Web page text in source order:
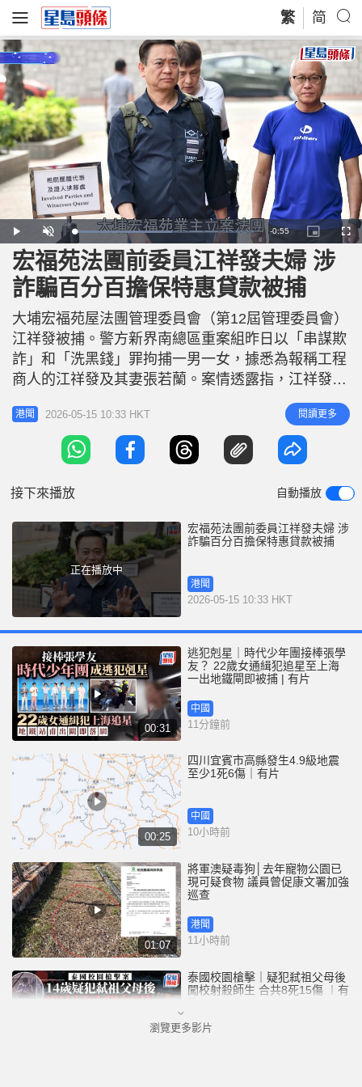
繁 简
P
l
a
y
U
n
m
u
t
e
L
o
a
d
:
5
4
9
3
%
R
e
m
n
i
e
-0:55
P
i
c
t
u
-
P
i
c
u
r
e
F
u
宏福苑法團前委員江祥發夫婦 涉
詐騙百分百擔保特惠貸款被捕
大埔宏福苑屋法團管理委員會（第12屆管理委員會）
江祥發被捕。警方新界南總區重案組昨日以「串謀欺
詐」和「洗黑錢」罪拘捕一男一女，據悉為報稱工程
商人的江祥發及其妻張若蘭。案情透露指，江祥發及
其妻同為「藝鍶室內設計工程有限公司」董事，兩人
涉以欺詐手段，詐騙「百份百擔保特惠貸款計劃」逾
數十萬貸款及處理該筆金錢。 政府於2020年4月，透
過香港按揭證券公司推出「百份百擔保特惠貸款」計
港聞 2026-05-15 10:33 HKT 閱讀更多
接下來播放 自動播放
正在播放中
宏福苑法團前委員江祥發夫婦 涉
詐騙百分百擔保特惠貸款被捕
港聞
2026-05-15 10:33 HKT
00:31
逃犯剋星｜時代少年團接棒張學
友？ 22歲女通緝犯追星至上海
一出地鐵閘即被捕 | 有片
中國
11分鐘前
00:25
四川宜賓市高縣發生4.9級地震
至少1死6傷｜有片
中國
10小時前
01:07
將軍澳疑毒狗│去年寵物公園已
現可疑食物 議員曾促康文署加強
巡查
港聞
11小時前
泰國校園槍擊｜疑犯弒祖父母後
闖校射殺師生 合共8死15傷 ︱有
國際
瀏覽更多影片